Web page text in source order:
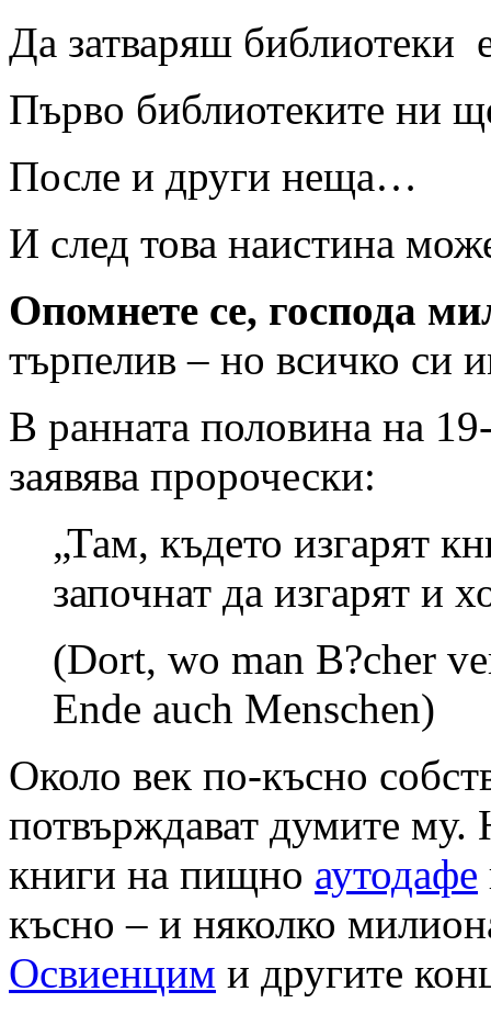
Да затваряш библиотеки
Първо библиотеките ни
После и други неща…
И след това наистина
Опомнете се, господа
търпелив – но всичко си
В ранната половина на
заявява пророчески:
„Там, където изгарят
започнат да изгарят и
(Dort, wo man B?cher
Ende auch Menschen)
Около век по-късно
потвърждават думите му.
книги на пищно аутодафе
късно – и няколко
Освиенцим и другите